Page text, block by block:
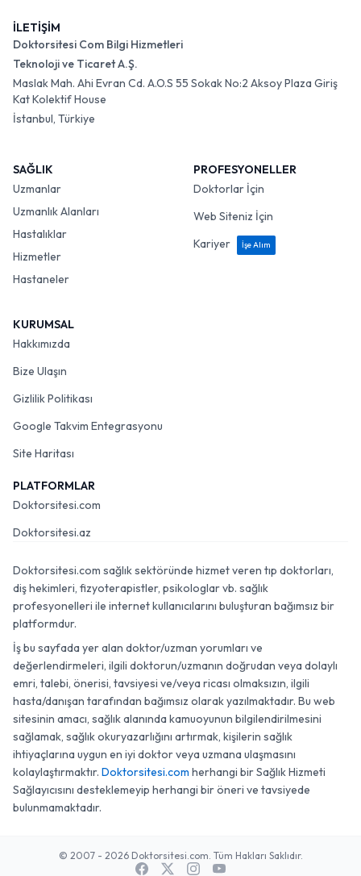
İLETİŞİM
Doktorsitesi Com Bilgi Hizmetleri
Teknoloji ve Ticaret A.Ş.
Maslak Mah. Ahi Evran Cd. A.O.S 55 Sokak No:2 Aksoy Plaza Giriş
Kat Kolektif House
İstanbul, Türkiye
SAĞLIK
Uzmanlar
Uzmanlık Alanları
Hastalıklar
Hizmetler
Hastaneler
PROFESYONELLER
Doktorlar İçin
Web Siteniz İçin
Kariyer
İşe Alım
KURUMSAL
Hakkımızda
Bize Ulaşın
Gizlilik Politikası
Google Takvim Entegrasyonu
Site Haritası
PLATFORMLAR
Doktorsitesi.com
Doktorsitesi.az
Doktorsitesi.com sağlık sektöründe hizmet veren tıp doktorları,
diş hekimleri, fizyoterapistler, psikologlar vb. sağlık
profesyonelleri ile internet kullanıcılarını buluşturan bağımsız bir
platformdur.
İş bu sayfada yer alan doktor/uzman yorumları ve
değerlendirmeleri, ilgili doktorun/uzmanın doğrudan veya dolaylı
emri, talebi, önerisi, tavsiyesi ve/veya ricası olmaksızın, ilgili
hasta/danışan tarafından bağımsız olarak yazılmaktadır. Bu web
sitesinin amacı, sağlık alanında kamuoyunun bilgilendirilmesini
sağlamak, sağlık okuryazarlığını artırmak, kişilerin sağlık
ihtiyaçlarına uygun en iyi doktor veya uzmana ulaşmasını
kolaylaştırmaktır. Doktorsitesi.com herhangi bir Sağlık Hizmeti
Sağlayıcısını desteklemeyip herhangi bir öneri ve tavsiyede
bulunmamaktadır.
© 2007 - 2026 Doktorsitesi.com. Tüm Hakları Saklıdır.